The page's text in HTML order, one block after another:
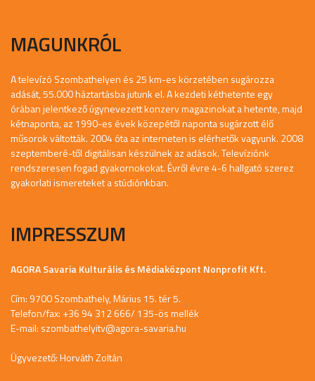
MAGUNKRÓL
A televízó Szombathelyen és 25 km-es körzetében sugározza
adását, 55.000 háztartásba jutunk el. A kezdeti kéthetente egy
órában jelentkező úgynevezett konzerv magazinokat a hetente, majd
kétnaponta, az 1990-es évek közepétől naponta sugárzott élő
műsorok váltották. 2004 óta az interneten is elérhetők vagyunk. 2008
szeptemberé-től digitálisan készülnek az adások. Televíziónk
rendszeresen fogad gyakornokokat. Évről évre 4-6 hallgató szerez
gyakorlati ismereteket a stúdiónkban.
IMPRESSZUM
AGORA Savaria Kulturális és Médiaközpont Nonprofit Kft.
Cím: 9700 Szombathely, Márius 15. tér 5.
Telefon/fax: +36 94 312 666/ 135-ös mellék
E-mail: szombathelyitv@agora-savaria.hu
Ügyvezető: Horváth Zoltán